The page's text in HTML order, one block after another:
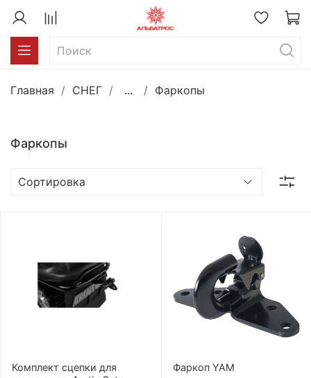
Главная СНЕГ ... Фаркопы
Фаркопы
Комплект сцепки для
Фаркоп YAM